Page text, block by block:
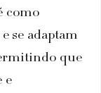
como
se adaptam
que
e